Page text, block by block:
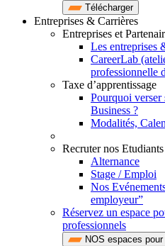
Télécharger
Entreprises & Carrières
Entreprises et
Les entreprises
CareerLab
professionnelle
Taxe d’apprentissage
Pourquoi
Business ?
Modalités,
Recruter nos Etudiants
Alternance
Stage / Emploi
Nos
employeur”
Réservez un espace
professionnels
NOS espaces